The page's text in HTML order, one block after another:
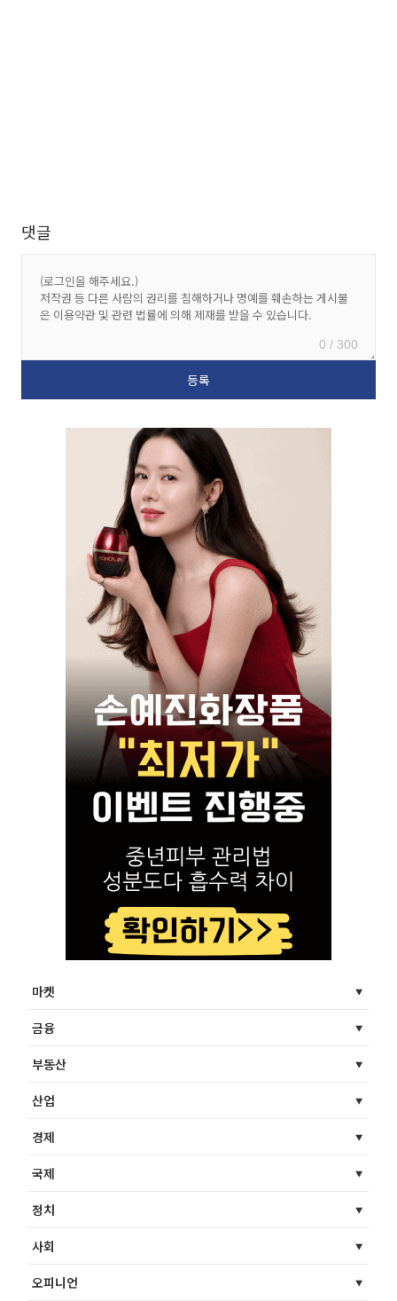
댓글
0 / 300
마켓
금융
부동산
산업
경제
국제
정치
사회
오피니언